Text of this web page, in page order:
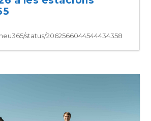
status/2062566044544434358